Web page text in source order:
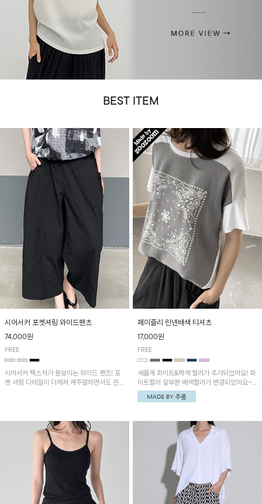
BEST ITEM
시어서커 포켓셔링 와이드팬츠
74,000원
FREE
시어서커 텍스처가 돋보이는 와이드 팬츠! 포
켓 셔링 디테일이 더해져 캐주얼하면서도 은은
아이템으로 활용하기 좋아요~
페이즐리 린넨배색 티셔츠
17,000원
FREE
새롭게 화이트&먹색 컬러가 추가되었어요! 화
이트컬러 앞부분 배색컬러가 변경되었어요~
중앙 린넨배색으로 유니크하면서 페이즐리 패
턴으로 감각적인 분위기를 연출이 가능한 티셔